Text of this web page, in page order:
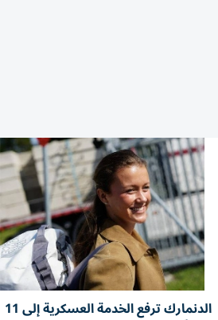
الدنمارك ترفع الخدمة العسكرية إلى 11